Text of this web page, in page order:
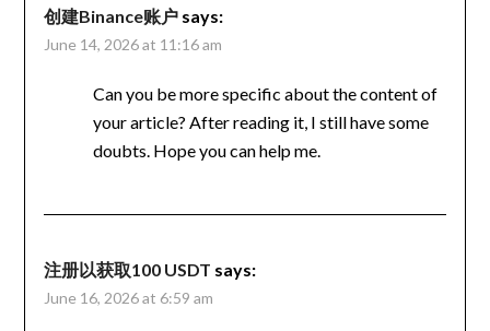
创建Binance账户 says:
June 14, 2026 at 11:16 am
Can you be more specific about the content of
your article? After reading it, I still have some
doubts. Hope you can help me.
注册以获取100 USDT says:
June 16, 2026 at 6:59 am